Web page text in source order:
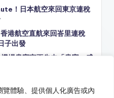
體驗、提供個人化廣告或內
！日本航空來回東京連稅
港航空直航來回峇里連稅
子出發
場貴賓室正失去「貴賓」感
夜套票，包星宇來回機票